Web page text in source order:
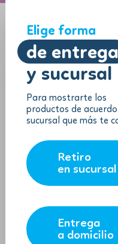
Elige forma
de entrega
y sucursal
Para mostrarte los
productos de
sucursal que más te
Retiro
en sucursal
Entrega
a domicilio